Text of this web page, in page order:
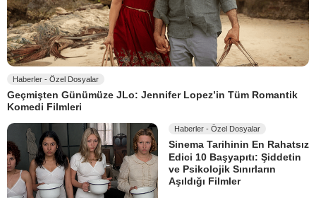
Haberler - Özel Dosyalar
Geçmişten Günümüze JLo: Jennifer Lopez’in Tüm Romantik
Komedi Filmleri
Haberler - Özel Dosyalar
Sinema Tarihinin En Rahatsız
Edici 10 Başyapıtı: Şiddetin
ve Psikolojik Sınırların
Aşıldığı Filmler